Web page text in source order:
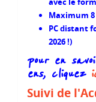
Maximum
PC distant
2026 !)
pour en
ens, cliquez
Suivi de